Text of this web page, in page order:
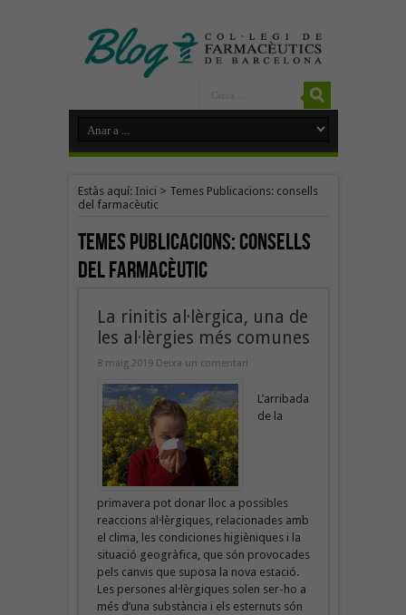
Estàs aquí: Inici > Temes Publicacions: consells
del farmacèutic
Temes Publicacions:consells
del farmacèutic
La rinitis al·lèrgica, una de
les al·lèrgies més comunes
8 maig 2019 Deixa un comentari
L’arribada
de la
primavera pot donar lloc a possibles
reaccions al·lèrgiques, relacionades amb
el clima, les condiciones higièniques i la
situació geogràfica, que són provocades
pels canvis que suposa la nova estació.
Les persones al·lèrgiques solen ser-ho a
més d’una substància i els esternuts són